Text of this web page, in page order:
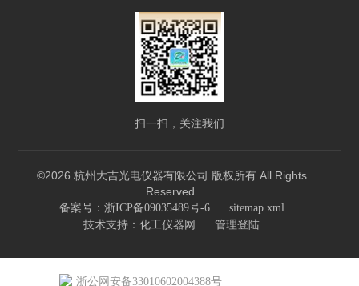
扫一扫，关注我们
©2026 杭州大吉光电仪器有限公司 版权所有 All Rights
Reserved.
备案号：浙ICP备09035489号-6 sitemap.xml
技术支持： 化工仪器网 管理登陆
浙公网安备33010602004388号